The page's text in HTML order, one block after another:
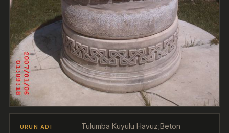
ÜRÜN ADI
Tulumba Kuyulu Havuz;Beton